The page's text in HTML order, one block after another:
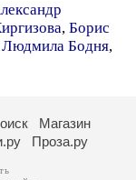
, Борис
Людмила Бодня,
Магазин
Проза.ру